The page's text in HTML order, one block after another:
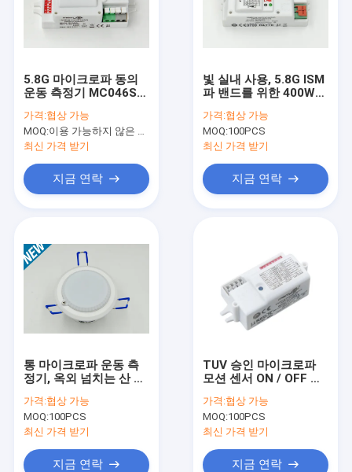
제품
VR 쇼
우리 에 관한 것
저희와 연락
뉴스
5.8G 마이크로파 동의
운동 측정기 MC046S의
12m 높은 설치 고도를
지원합니다
가격:협상 가능
MOQ:이용 가능하지 않은 생산 정지.
최신 가격 받기
지금 연락
빛 실내 사용, 5.8G ISM
파 밴드를 위한 400W
MC018S
가격:협상 가능
MOQ:100PCS
최신 가격 받기
지금 연락
통 마이크로파 운동 측
정기, 옥외 넘치는 산 천
가격:협상 가능
MOQ:100PCS
최신 가격 받기
지금 연락
TUV 승인 마이크로파
모션 센서 ON / OFF 제
팩트하고 입문 수준
가격:협상 가능
MOQ:100PCS
최신 가격 받기
지금 연락